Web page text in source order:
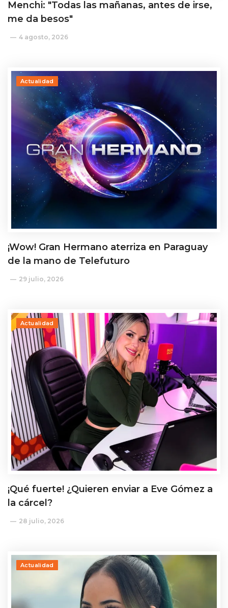
Menchi: "Todas las mañanas, antes de irse,
me da besos"
4 agosto, 2026
Actualidad
¡Wow! Gran Hermano aterriza en Paraguay
de la mano de Telefuturo
29 julio, 2026
Actualidad
¡Qué fuerte! ¿Quieren enviar a Eve Gómez a
la cárcel?
28 julio, 2026
Actualidad